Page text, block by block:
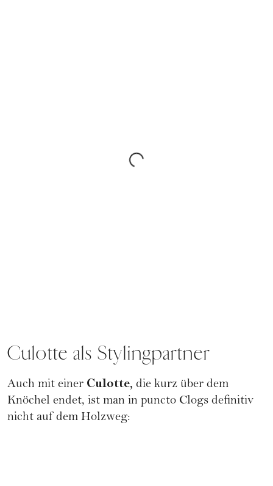
Culotte als Stylingpartner
Auch mit einer Culotte, die kurz über dem
Knöchel endet, ist man in puncto Clogs definitiv
nicht auf dem Holzweg: